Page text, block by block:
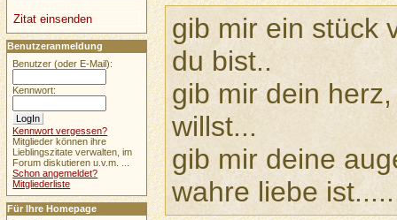
gib mir ein stück
du bist..
gib mir dein
willst...
gib mir deine
wahre liebe
Zitat einsenden
Benutzeranmeldung
Benutzer (oder E-Mail):
Kennwort:
Kennwort vergessen?
Mitglieder können ihre
Lieblingszitate verwalten, im
Forum diskutieren u.v.m. ...
Schon angemeldet?
Mitgliederliste
Für Ihre Homepage